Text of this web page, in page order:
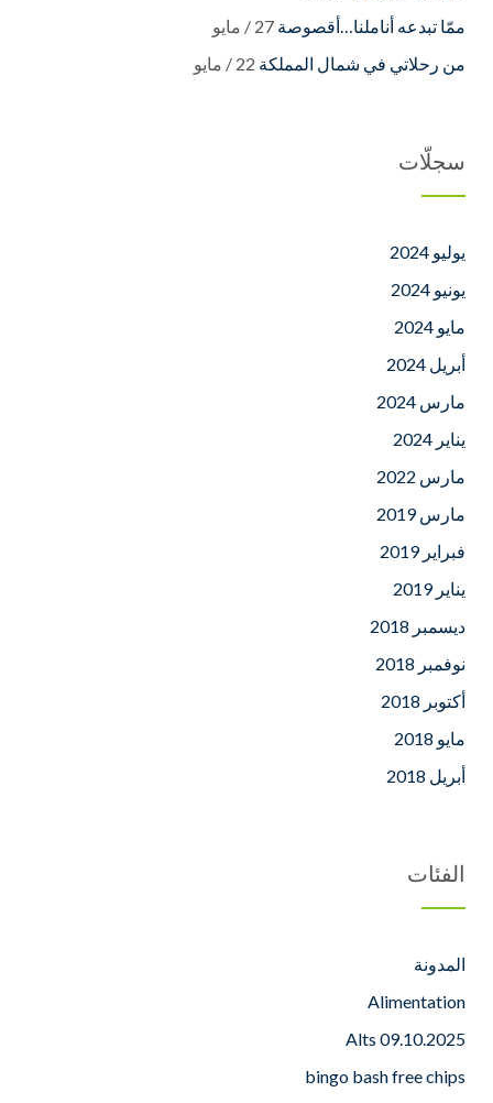
27 / مايو
22 / مايو
سجلّات
يوليو 2024
يونيو 2024
مايو 2024
أبريل 2024
مارس 2024
يناير 2024
مارس 2022
مارس 2019
فبراير 2019
يناير 2019
ديسمبر 2018
نوفمبر 2018
أكتوبر 2018
مايو 2018
أبريل 2018
الفئات
المدونة
Alimentation
Alts 09.10.2025
bingo bash free chips